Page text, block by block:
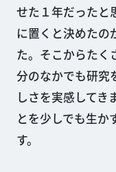
せた１年だったと
に置くと決めたの
た。そこからたく
分のなかでも研究
しさを実感してき
とを少しでも生か
す。